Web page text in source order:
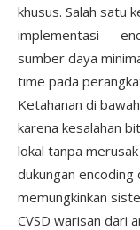
khusus. Salah satu
implementasi —
sumber daya
time pada
Ketahanan di
karena kesalahan
lokal tanpa
dukungan encoding
memungkinkan
CVSD warisan dari